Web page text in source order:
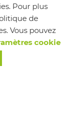
– Nuls : 55
– 63,20
Pour plus
de
Vous pouvez
cookie